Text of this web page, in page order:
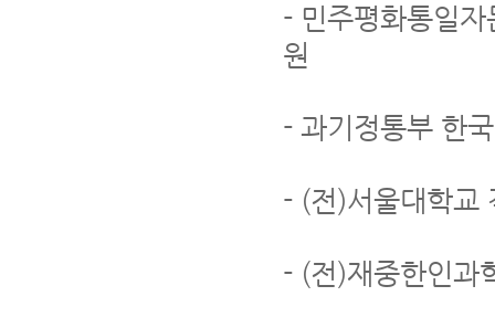
- 민주평화통일
원
- 과기정통부 한
- (전)서울대학교
- (전)재중한인과